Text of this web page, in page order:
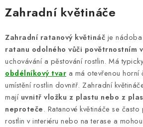
v
l
á
d
a
c
í
p
r
Zahradní květináče
Zahradní ratanový květináč je
ratanu odolného vůči povětrnostním
uchovávání a pěstování rostlin. Má
obdélníkový tvar a má otevřenou horní
umístění rostlin dovnitř. Zahradní
mají uvnitř vložku z plastu nebo z
neproteče. Ratanové květináče se
rostlin v interiéru nebo na terase a